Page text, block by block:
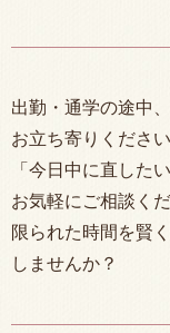
出勤・通学の途中、
お立ち寄りください
「今日中に直した
お気軽にご相談くだ
限られた時間を賢
しませんか？